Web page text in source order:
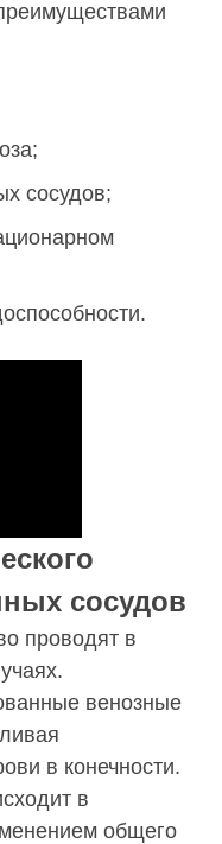
сосудов;
сосудов
проводят в
венозные
в конечности.
в
общего